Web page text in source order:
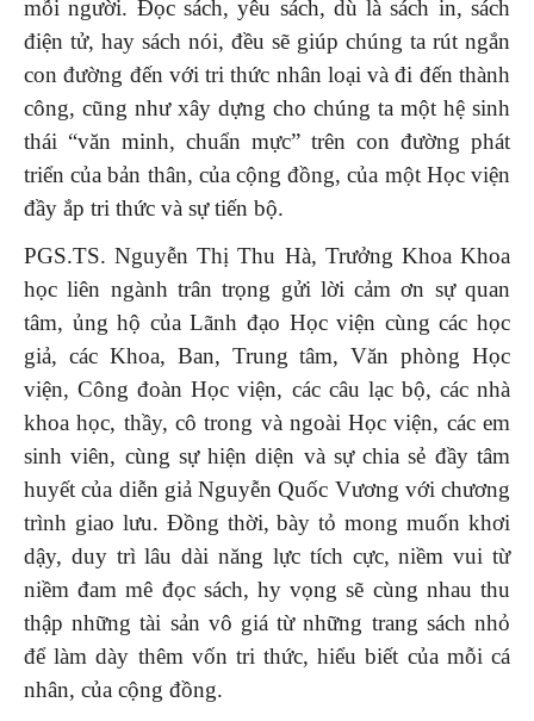
mỗi người. Đọc sách, yêu sách, dù là sách in, sách
điện tử, hay sách nói, đều sẽ giúp chúng ta rút ngắn
con đường đến với tri thức nhân loại và đi đến thành
công, cũng như xây dựng cho chúng ta một hệ sinh
thái “văn minh, chuẩn mực” trên con đường phát
triển của bản thân, của cộng đồng, của một Học viện
đầy ắp tri thức và sự tiến bộ.
PGS.TS. Nguyễn Thị Thu Hà, Trưởng Khoa Khoa
học liên ngành trân trọng gửi lời cảm ơn sự quan
tâm, ủng hộ của Lãnh đạo Học viện cùng các học
giả, các Khoa, Ban, Trung tâm, Văn phòng Học
viện, Công đoàn Học viện, các câu lạc bộ, các nhà
khoa học, thầy, cô trong và ngoài Học viện, các em
sinh viên, cùng sự hiện diện và sự chia sẻ đầy tâm
huyết của diễn giả Nguyễn Quốc Vương với chương
trình giao lưu. Đồng thời, bày tỏ mong muốn khơi
dậy, duy trì lâu dài năng lực tích cực, niềm vui từ
niềm đam mê đọc sách, hy vọng sẽ cùng nhau thu
thập những tài sản vô giá từ những trang sách nhỏ
để làm dày thêm vốn tri thức, hiểu biết của mỗi cá
nhân, của cộng đồng.